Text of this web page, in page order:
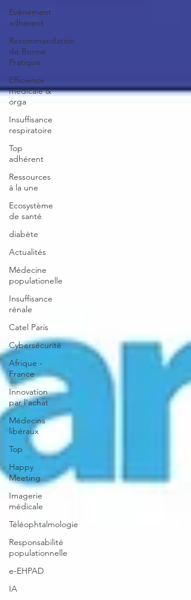
Evénement
adhérent
Recommandation
de Bonne
Pratique
Efficience
médicale &
orga
Insuffisance
respiratoire
Top
adhérent
Ressources
à la une
Ecosystème
de santé
diabète
Actualités
Médecine
populationelle
Insuffisance
rénale
Catel Paris
Cybersécurité
Afrique -
France
Innovation
par l'achat
Médecins
libéraux
Top
Happy
Meeting
Imagerie
médicale
Téléophtalmologie
Responsabilité
populationnelle
e-EHPAD
IA